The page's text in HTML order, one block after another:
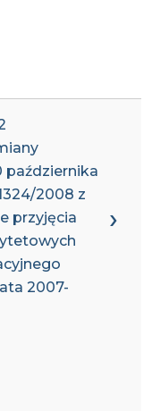
października
2008 z
przyjęcia
2007-